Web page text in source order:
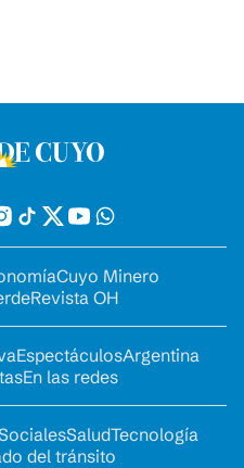
Cuyo Minero
Revista OH
EspectáculosArgentina
En las redes
SaludTecnología
del tránsito